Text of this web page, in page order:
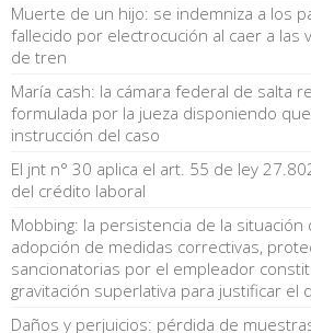
Muerte de un hijo: se indemniza a los
fallecido por electrocución al caer a las
de tren
María cash: la cámara federal de salta
formulada por la jueza disponiendo
instrucción del caso
El jnt n° 30 aplica el art. 55 de ley
del crédito laboral
Mobbing: la persistencia de la situación
adopción de medidas correctivas,
sancionatorias por el empleador
gravitación superlativa para justificar el
Daños y perjuicios: pérdida de